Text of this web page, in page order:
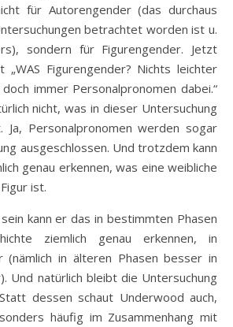
für Autorengender (das durchaus
betrachtet worden ist u.
sondern für Figurengender. Jetzt
„WAS Figurengender? Nichts leichter
immer Personalpronomen dabei.“
nicht, was in dieser Untersuchung
Ja, Personalpronomen werden sogar
ausgeschlossen. Und trotzdem kann
genau erkennen, was eine weibliche
ist.
kann er das in bestimmten Phasen
ziemlich genau erkennen, in
(nämlich in älteren Phasen besser in
Und natürlich bleibt die Untersuchung
dessen schaut Underwood auch,
häufig im Zusammenhang mit